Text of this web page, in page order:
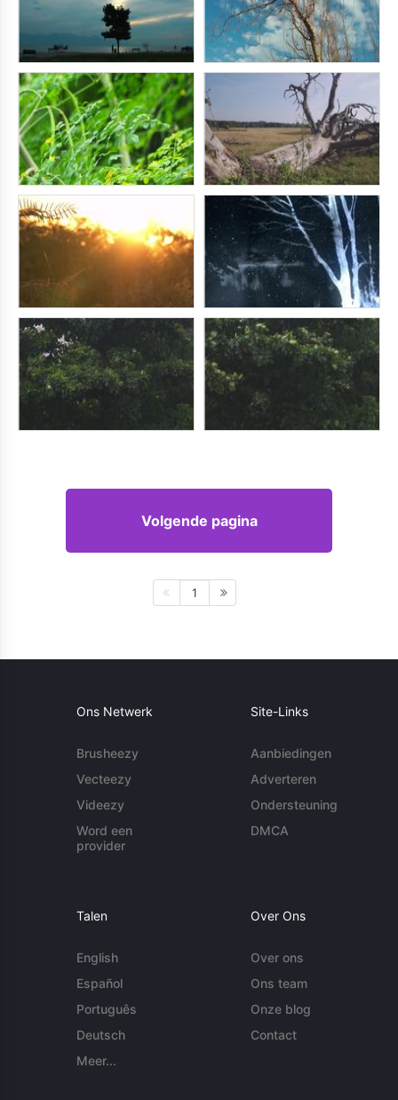
Volgende pagina
1
Ons Netwerk
Brusheezy
Vecteezy
Videezy
Word een
provider
Site-Links
Aanbiedingen
Adverteren
Ondersteuning
DMCA
Talen
English
Español
Português
Deutsch
Meer...
Over Ons
Over ons
Ons team
Onze blog
Contact